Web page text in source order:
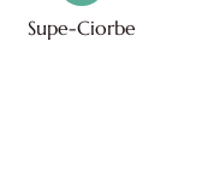
Supe-Ciorbe